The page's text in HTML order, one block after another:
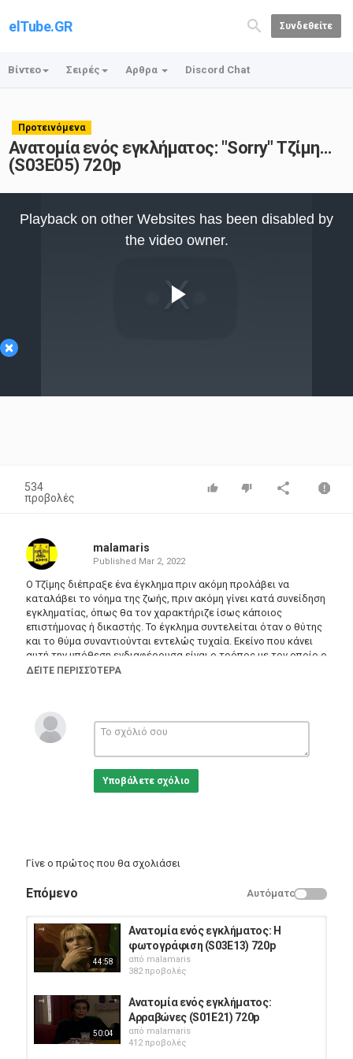
elTube.GR Συνδεθείτε
Βίντεο Σειρές Αρθρα Discord Chat
Προτεινόμενα
Ανατομία ενός εγκλήματος: "Sorry" Τζίμη...
(S03E05) 720p
×
Video
Playback on other Websites has been disabled by
the video owner.
534
προβολές
malamaris
Published Mar 2, 2022
Ο Τζίμης διέπραξε ένα έγκλημα πριν ακόμη προλάβει να
καταλάβει το νόημα της ζωής, πριν ακόμη γίνει κατά συνείδηση
εγκληματίας, όπως θα τον χαρακτήριζε ίσως κάποιος
επιστήμονας ή δικαστής. Το έγκλημα συντελείται όταν ο θύτης
και το θύμα συναντιούνται εντελώς τυχαία. Εκείνο που κάνει
αυτή την υπόθεση ενδιαφέρουσα είναι ο τρόπος με τον οποίο ο
Τζίμης έφτασε μέχρι εκεί, όπως επίσης και οι επιδράσεις του
Σενάριο: Πάρις Αριστείδης
Ηθοποιοί: Νάντια Δεληγιάννη (Ντέμη) , Δημήτρης Αλεξανδρής
(Τζίμης) , Ζωζώ Ζάρπα , Ρένος Χαραλαμπίδης , Γιάννης Τσικής ,
Έφη Παπαθεοδώρου , Κώστας Ξυκομηνός , Σοφία Σεϊρλή
ΔΕΊΤΕ ΠΕΡΙΣΣΌΤΕΡΑ
Υποβάλετε σχόλιο
Γίνε ο πρώτος που θα σχολιάσει
Επόμενο Αυτόματο
44:58
Ανατομία ενός εγκλήματος: Η
φωτογράφιση (S03E13) 720p
από malamaris
382 προβολές
50:04
Ανατομία ενός εγκλήματος:
Αρραβώνες (S01E21) 720p
από malamaris
412 προβολές